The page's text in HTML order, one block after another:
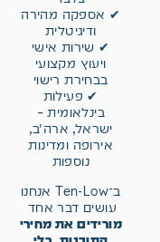
✔ אספקה מהירה
ודיגיטלית
✔ שירות אישי
ויעוץ מקצועי
בבחירת רישוי
✔ פעילות
בינלאומית –
ישראל, ארה״ב,
אירופה ומדינות
נוספות
ב־Ten-Low אנחנו
עושים דבר אחד
מורידים את מחירי